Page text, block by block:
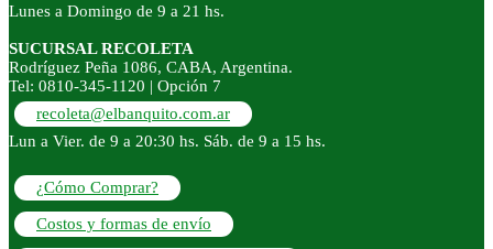
Lunes a Domingo de 9 a 21 hs.
SUCURSAL RECOLETA
Rodríguez Peña 1086, CABA, Argentina.
Tel: 0810-345-1120 | Opción 7
recoleta@elbanquito.com.ar
Lun a Vier. de 9 a 20:30 hs. Sáb. de 9 a 15 hs.
¿Cómo Comprar?
Costos y formas de envío